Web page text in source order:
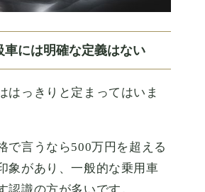
車には明確な定義はない
はっきりと定まってはいま
で言うなら500万円を超える
象があり、一般的な乗用車